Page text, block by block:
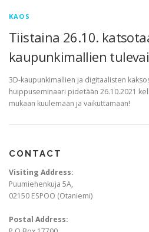
KAOS
Tiistaina 26.10.
kaupunkimallien
3D-kaupunkimallien ja digitaalisten
huippuseminaari pidetään 26.10.2021
mukaan kuulemaan ja vaikuttamaan!
CONTACT
Visiting Address:
Puumiehenkuja 5A,
02150 ESPOO (Otaniemi)
Postal Address: